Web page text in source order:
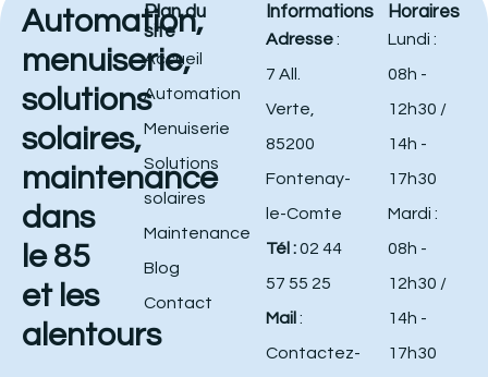
Automation,
menuiserie,
solutions
solaires,
maintenance
dans
le 85
et les
alentours
Plan du
site
Accueil
Automation
Menuiserie
Solutions
solaires
Maintenance
Blog
Contact
Informations
Adresse:
7 All.
Verte,
85200
Fontenay-
le-Comte
Tél :02 44
57 55 25
Mail :
Contactez-
Horaires
Lundi :
08h -
12h30 /
14h -
17h30
Mardi :
08h -
12h30 /
14h -
17h30